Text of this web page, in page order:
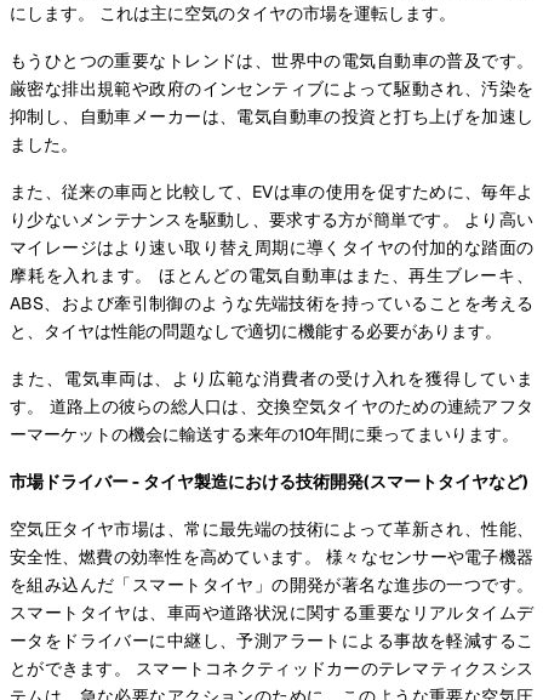
にします。 これは主に空気のタイヤの市場を運転します。
もうひとつの重要なトレンドは、世界中の電気自動車の普及です。
厳密な排出規範や政府のインセンティブによって駆動され、汚染を
抑制し、自動車メーカーは、電気自動車の投資と打ち上げを加速し
ました。
また、従来の車両と比較して、EVは車の使用を促すために、毎年よ
り少ないメンテナンスを駆動し、要求する方が簡単です。 より高い
マイレージはより速い取り替え周期に導くタイヤの付加的な踏面の
摩耗を入れます。 ほとんどの電気自動車はまた、再生ブレーキ、
ABS、および牽引制御のような先端技術を持っていることを考える
と、タイヤは性能の問題なしで適切に機能する必要があります。
また、電気車両は、より広範な消費者の受け入れを獲得していま
す。 道路上の彼らの総人口は、交換空気タイヤのための連続アフタ
ーマーケットの機会に輸送する来年の10年間に乗ってまいります。
市場ドライバー - タイヤ製造における技術開発(スマートタイヤなど)
空気圧タイヤ市場は、常に最先端の技術によって革新され、性能、
安全性、燃費の効率性を高めています。 様々なセンサーや電子機器
を組み込んだ「スマートタイヤ」の開発が著名な進歩の一つです。
スマートタイヤは、車両や道路状況に関する重要なリアルタイムデ
ータをドライバーに中継し、予測アラートによる事故を軽減するこ
とができます。 スマートコネクティッドカーのテレマティクスシス